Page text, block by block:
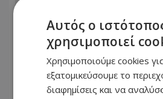
Αυτός είναι ο
αναλαμβάνει
Αυτός ο
χρησιμοποιεί
Χρησιμοποιούμε cookies
εξατομικεύσουμε το
διαφημίσεις και να